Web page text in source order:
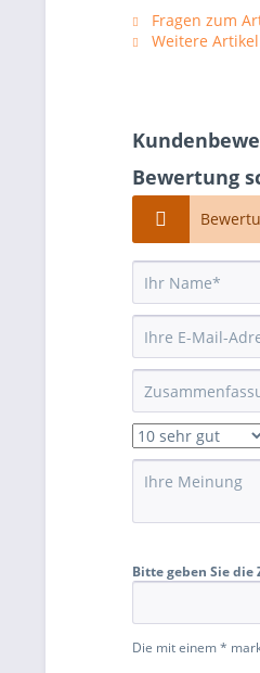
Fragen zum
Weitere
Bewertung
Bitte geben Sie
Die mit einem *